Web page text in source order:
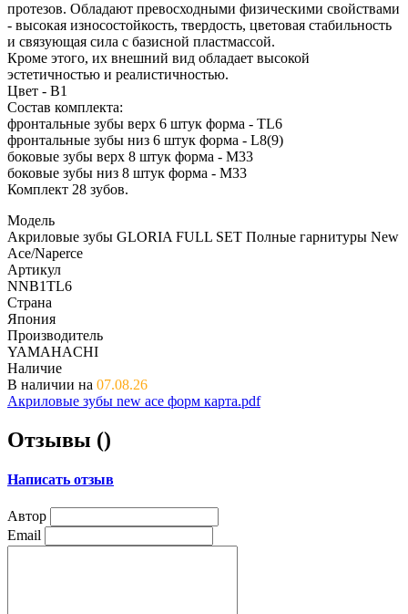
протезов. Обладают превосходными физическими свойствами
- высокая износостойкость, твердость, цветовая стабильность
и связующая сила с базисной пластмассой.
Кроме этого, их внешний вид обладает высокой
эстетичностью и реалистичностью.
Цвет - B1
Состав комплекта:
фронтальные зубы верх 6 штук форма - TL6
фронтальные зубы низ 6 штук форма - L8(9)
боковые зубы верх 8 штук форма - M33
боковые зубы низ 8 штук форма - M33
Комплект 28 зубов.
Модель
Акриловые зубы GLORIA FULL SET Полные гарнитуры New
Ace/Naperce
Артикул
NNB1TL6
Страна
Япония
Производитель
YAMAHACHI
Наличие
В наличии на 07.08.26
Акриловые зубы new ace форм карта.pdf
Отзывы ()
Написать отзыв
Автор
Email